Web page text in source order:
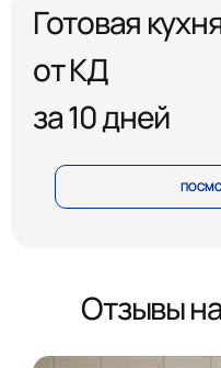
Готовая
от КД
за 10 дней
Отзывы